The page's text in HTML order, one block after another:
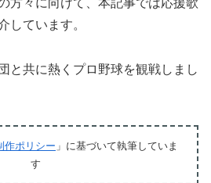
方々に向けて、本記事では応援歌
しています。
と共に熱くプロ野球を観戦しまし
作ポリシー 」に基づいて執筆していま
す